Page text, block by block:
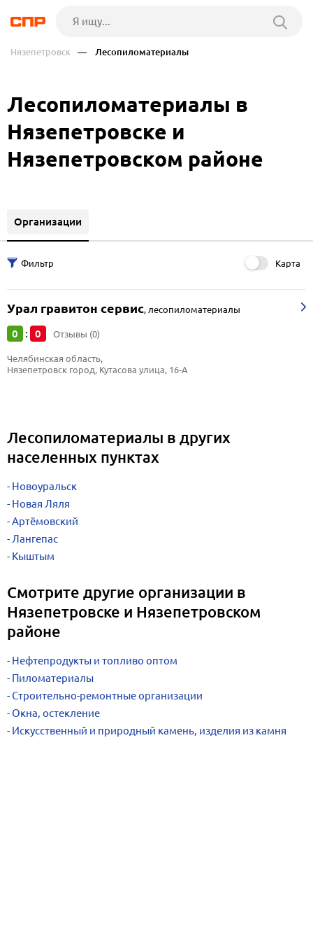
Нязепетровск — Лесопиломатериалы
Лесопиломатериалы в
Нязепетровске и
Нязепетровском районе
Организации
Карта
Урал гравитон сервис,лесопиломатериалы
0 : 0 Отзывы (0)
Челябинская область,
Нязепетровск город, Кутасова улица, 16-А
Лесопиломатериалы в других
населенных пунктах
Новоуральск
Новая Ляля
Артёмовский
Лангепас
Кыштым
Смотрите другие организации в
Нязепетровске и Нязепетровском
районе
Нефтепродукты и топливо оптом
Пиломатериалы
Строительно-ремонтные организации
Окна, остекление
Искусственный и природный камень, изделия из камня